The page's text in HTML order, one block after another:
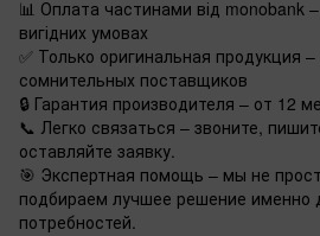
📊 Оплата частинами від monobank
вигідних умовах
✅ Только оригинальная продукция
сомнительных поставщиков
🔒 Гарантия производителя – от 12
📞 Легко связаться – звоните,
оставляйте заявку.
🎯 Экспертная помощь – мы не
подбираем лучшее решение именно
потребностей.